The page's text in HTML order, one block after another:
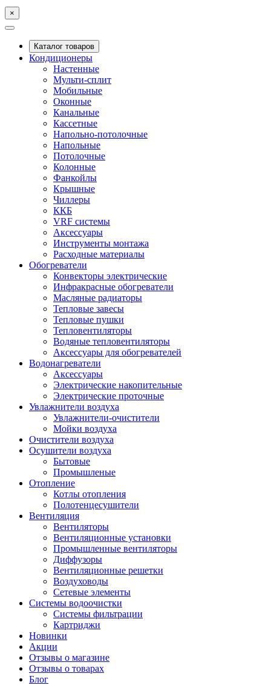
×
Каталог товаров
Кондиционеры
Настенные
Мульти-сплит
Мобильные
Оконные
Канальные
Кассетные
Напольно-потолочные
Напольные
Потолочные
Колонные
Фанкойлы
Крышные
Чиллеры
ККБ
VRF системы
Аксессуары
Инструменты монтажа
Расходные материалы
Обогреватели
Конвекторы электрические
Инфракрасные обогреватели
Масляные радиаторы
Тепловые завесы
Тепловые пушки
Тепловентиляторы
Водяные тепловентиляторы
Аксессуары для обогревателей
Водонагреватели
Аксессуары
Электрические накопительные
Электрические проточные
Увлажнители воздуха
Увлажнители-очистители
Мойки воздуха
Очистители воздуха
Осушители воздуха
Бытовые
Промышленые
Отопление
Котлы отопления
Полотенцесушители
Вентиляция
Вентиляторы
Вентиляционные установки
Промышленные вентиляторы
Диффузоры
Вентиляционные решетки
Воздуховоды
Сетевые элементы
Системы водоочистки
Системы фильтрации
Картриджи
Новинки
Акции
Отзывы о магазине
Отзывы о товарах
Блог